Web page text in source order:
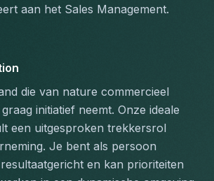
aan het Sales Management.
die van nature commercieel
initiatief neemt. Onze ideale
een uitgesproken trekkersrol
Je bent als persoon
en kan prioriteiten